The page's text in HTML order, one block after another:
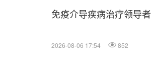
免疫介导疾病治疗领导
2026-08-06 17:54 852